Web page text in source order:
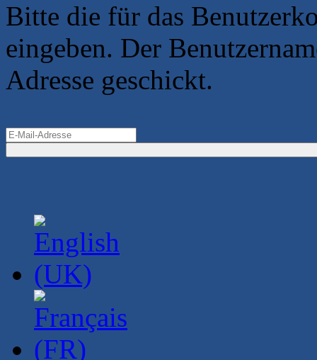
Bitte die für das
eingeben. Der
Adresse geschickt.